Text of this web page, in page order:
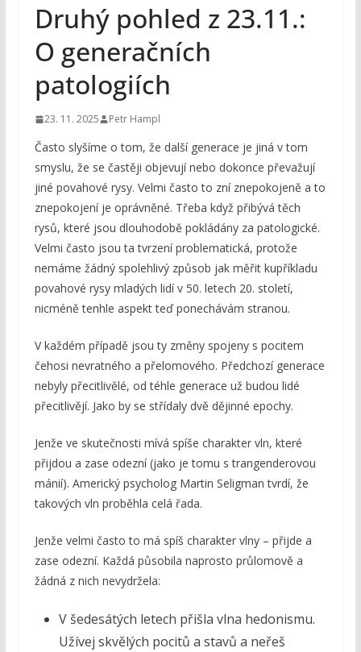
Druhý pohled z 23.11.:
O generačních
patologiích
23. 11. 2025 Petr Hampl
Často slyšíme o tom, že další generace je jiná v tom
smyslu, že se častěji objevují nebo dokonce převažují
jiné povahové rysy. Velmi často to zní znepokojeně a to
znepokojení je oprávněné. Třeba když přibývá těch
rysů, které jsou dlouhodobě pokládány za patologické.
Velmi často jsou ta tvrzení problematická, protože
nemáme žádný spolehlivý způsob jak měřit kupříkladu
povahové rysy mladých lidí v 50. letech 20. století,
nicméně tenhle aspekt teď ponechávám stranou.
V každém případě jsou ty změny spojeny s pocitem
čehosi nevratného a přelomového. Předchozí generace
nebyly přecitlivělé, od téhle generace už budou lidé
přecitlivějí. Jako by se střídaly dvě dějinné epochy.
Jenže ve skutečnosti mívá spíše charakter vln, které
přijdou a zase odezní (jako je tomu s trangenderovou
mánií). Americký psycholog Martin Seligman tvrdí, že
takových vln proběhla celá řada.
Jenže velmi často to má spíš charakter vlny – přijde a
zase odezní. Každá působila naprosto průlomově a
žádná z nich nevydržela:
V šedesátých letech přišla vlna hedonismu.
Užívej skvělých pocitů a stavů a neřeš